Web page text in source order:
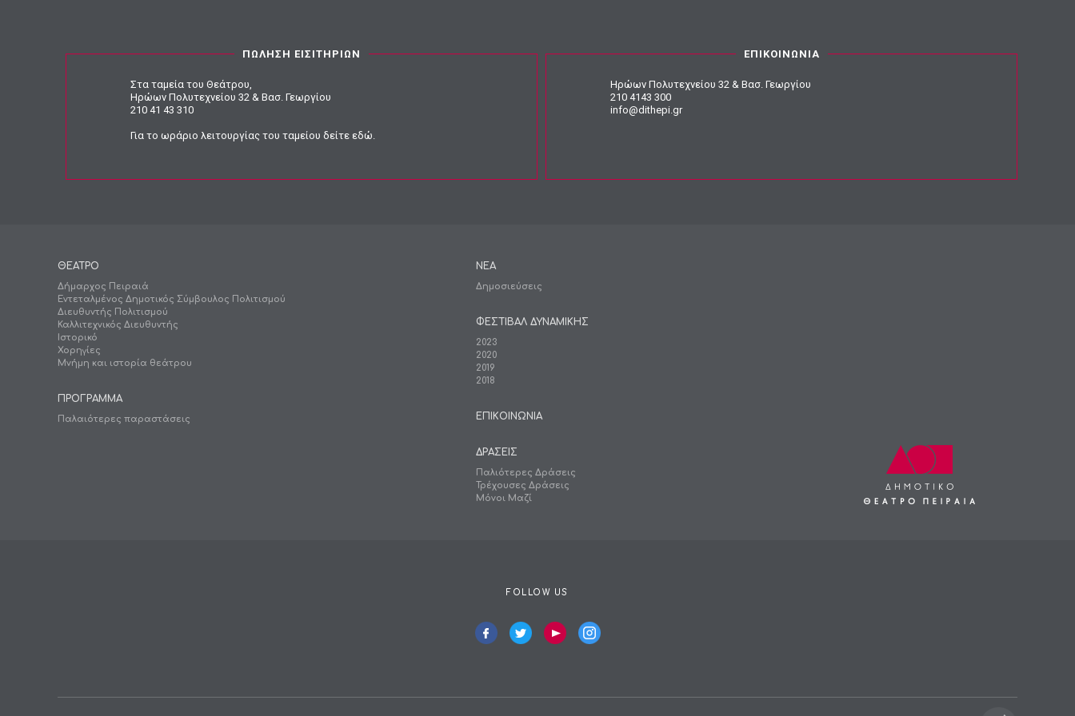
ΠΩΛΗΣΗ ΕΙΣΙΤΗΡΙΩΝ
Στα ταμεία του Θεάτρου,
Ηρώων Πολυτεχνείου 32 & Βασ. Γεωργίου
210 41 43 310
Για το ωράριο λειτουργίας του ταμείου δείτε εδώ
ΕΠΙΚΟΙΝΩΝΙΑ
Ηρώων Πολυτεχνείου 32 & Βασ. Γεωργίου
210 4143 300
info@dithepi.gr
ΘΕΑΤΡΟ
Δήμαρχος Πειραιά
Εντεταλμένος Δημοτικός Σύμβουλος Πολιτισμού
Διευθυντής Πολιτισμού
Καλλιτεχνικός Διευθυντής
Ιστορικό
Χορηγίες
Μνήμη και ιστορία θεάτρου
ΠΡΟΓΡΑΜΜΑ
Παλαιότερες παραστάσεις
ΝΕΑ
Δημοσιεύσεις
ΦΕΣΤΙΒΑΛ ΔΥΝΑΜΙΚΗΣ
2023
2020
2019
2018
ΕΠΙΚΟΙΝΩΝΙΑ
ΔΡΑΣΕΙΣ
Παλιότερες Δράσεις
Τρέχουσες Δράσεις
Μόνοι Μαζί
FOLLOW US